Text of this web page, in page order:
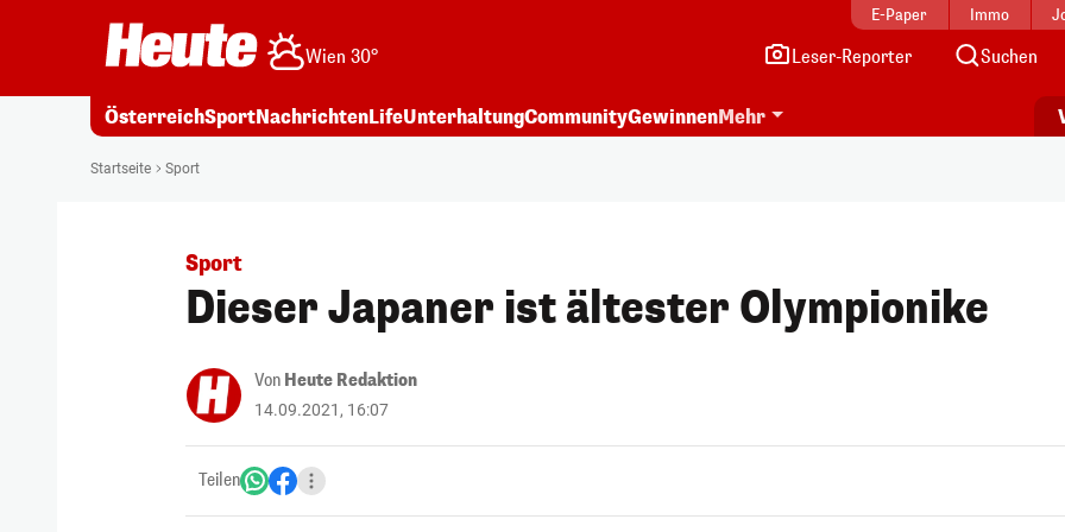
E-Paper Immo
Wien 30° Leser-Reporter Suchen
ÖsterreichSportNachrichtenLifeUnterhaltungCommunityGewinnenMehr
Startseite Sport
Sport
Dieser Japaner ist ältester Olympionike
Von Heute Redaktion
14.09.2021, 16:07
Teilen